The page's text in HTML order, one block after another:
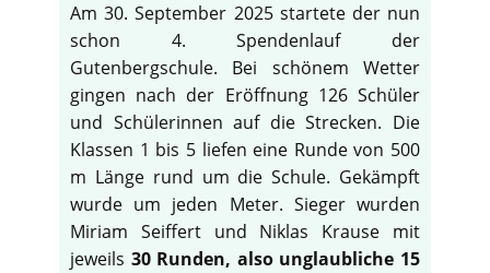
Am 30. September 2025 startete der nun
schon 4. Spendenlauf der
Gutenbergschule. Bei schönem Wetter
gingen nach der Eröffnung 126 Schüler
und Schülerinnen auf die Strecken. Die
Klassen 1 bis 5 liefen eine Runde von 500
m Länge rund um die Schule. Gekämpft
wurde um jeden Meter. Sieger wurden
Miriam Seiffert und Niklas Krause mit
jeweils 30 Runden, also unglaubliche 15